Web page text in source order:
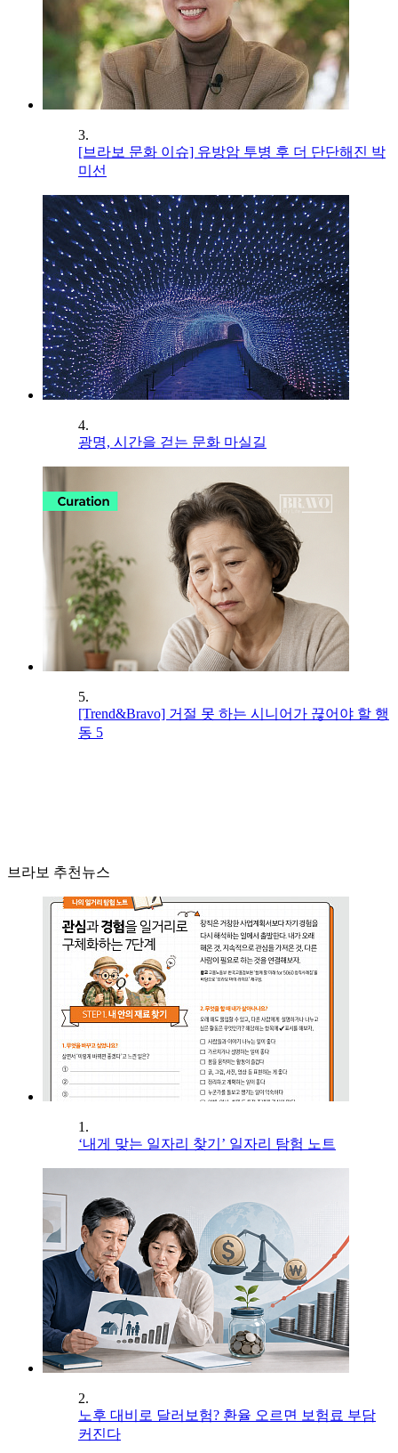
3.
[브라보 문화 이슈] 유방암 투병 후 더 단단해진 박
미선
4.
광명, 시간을 걷는 문화 마실길
5.
[Trend&Bravo] 거절 못 하는 시니어가 끊어야 할 행
동 5
브라보 추천뉴스
1.
‘내게 맞는 일자리 찾기’ 일자리 탐험 노트
2.
노후 대비로 달러보험? 환율 오르면 보험료 부담
커진다